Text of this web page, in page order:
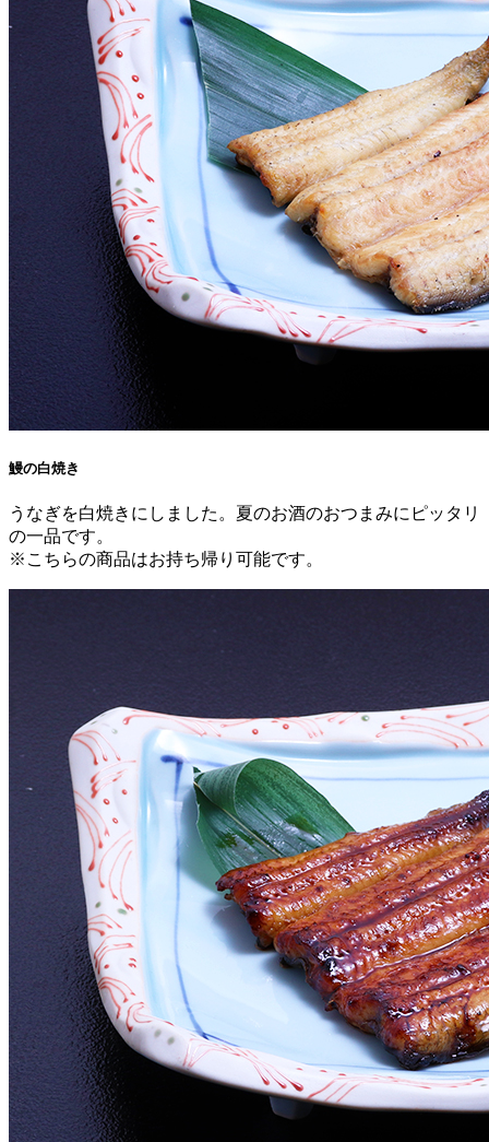
鰻の白焼き
うなぎを白焼きにしました。夏のお酒のおつまみにピッタリ
の一品です。
※こちらの商品はお持ち帰り可能です。